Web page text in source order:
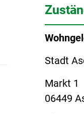
Stadt
Markt 1
06449